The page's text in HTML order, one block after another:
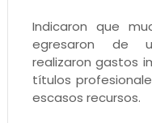
Indicaron que
egresaron de
realizaron gastos
títulos
escasos recursos.